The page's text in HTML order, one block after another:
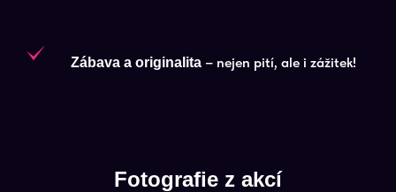
Zábava a originalita – nejen pití, ale i zážitek!
Fotografie z akcí